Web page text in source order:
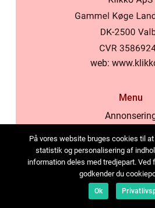
web:
Menu
Cookies
Kontakta
Sitemap
På vores website bruges cookies til
statistik og personalisering af
information deles med tredjepart.
godkender du
Ok